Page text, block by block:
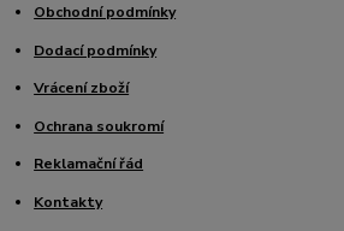
Obchodní podmínky
Dodací podmínky
Vrácení zboží
Ochrana soukromí
Reklamační řád
Kontakty